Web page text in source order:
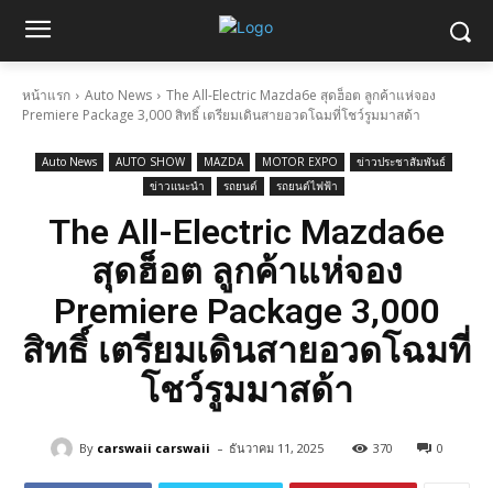
หน้าแรก Auto News
The All-Electric Mazda6e สุดฮ็อต ลูกค้าแห่จอง
Premiere Package 3,000 สิทธิ์ เตรียมเดินสายอวดโฉมที่โชว์รูมมาสด้า
Auto News AUTO SHOW MAZDA MOTOR EXPO
ข่าวประชาสัมพันธ์
ข่าวแนะนำ
รถยนต์ รถยนต์ไฟฟ้า
The All-Electric Mazda6e
สุดฮ็อต ลูกค้าแห่จอง
Premiere Package 3,000
สิทธิ์ เตรียมเดินสายอวดโฉมที่
โชว์รูมมาสด้า
By carswaii carswaii - ธันวาคม 11, 2025 370 0